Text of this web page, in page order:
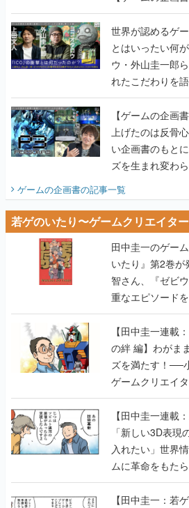
世界が認めるゲ
とはいったい何
ウ・外山圭一郎
れたこだわりを
画書】
【ゲームの企画
上げたのは反骨
い企画書のもと
ズを生まれ変わ
ビュー】
ゲームの企画書の記事一覧
若ゲのいたり〜ゲームクリエイタ
田中圭一のゲー
いたり』第2巻
智さん、『ゼビ
重なエピソード
【田中圭一連載：
の絆 編】わがま
ズを満たす！──
ゲームクリエイ
【若ゲのいたり
【田中圭一連載
「新しい3D表現
入れたい」世界
ムに革命をもた
のいたり】
【田中圭一：若